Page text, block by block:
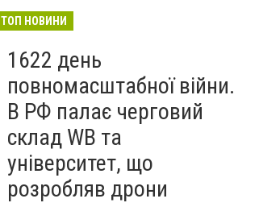
Маріуполі
ТОП НОВИНИ
1622 день
повномасштабної війни.
В РФ палає черговий
склад WB та
університет, що
розробляв дрони